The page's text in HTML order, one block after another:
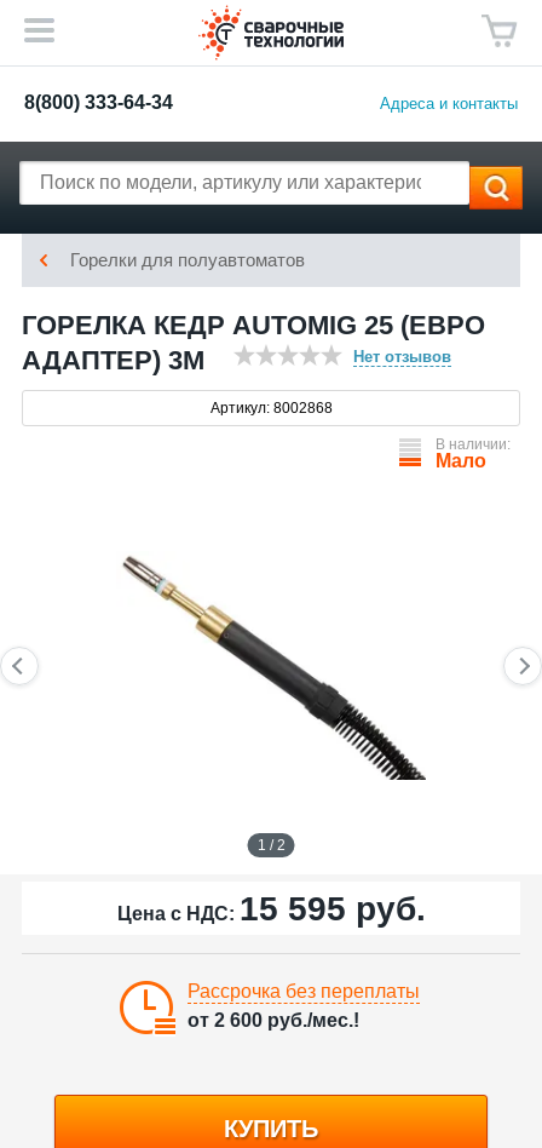
8(800) 333-64-34 Адреса и контакты
Горелки для полуавтоматов
ГОРЕЛКА КЕДР AUTOMIG 25 (ЕВРО
АДАПТЕР) 3М
Нет отзывов
Артикул: 8002868
В наличии:
Мало
1 / 2
Цена с НДС: 15 595 руб.
Рассрочка без переплаты
от 2 600 руб./мес.!
КУПИТЬ